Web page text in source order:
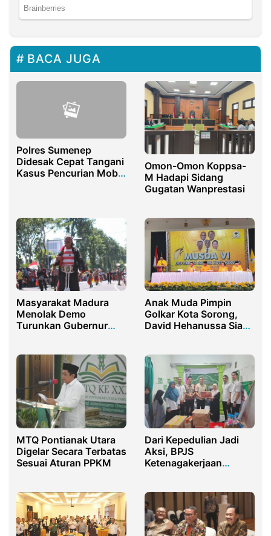
BACA JUGA
Polres Sumenep
Didesak Cepat Tangani
Kasus Pencurian Mobil
Omon-Omon Koppsa-
M Hadapi Sidang
Gugatan Wanprestasi
Masyarakat Madura
Menolak Demo
Turunkan Gubernur
Anak Muda Pimpin
Golkar Kota Sorong,
David Hehanussa Siap
MTQ Pontianak Utara
Digelar Secara Terbatas
Sesuai Aturan PPKM
Dari Kepedulian Jadi
Aksi, BPJS
Ketenagakerjaan